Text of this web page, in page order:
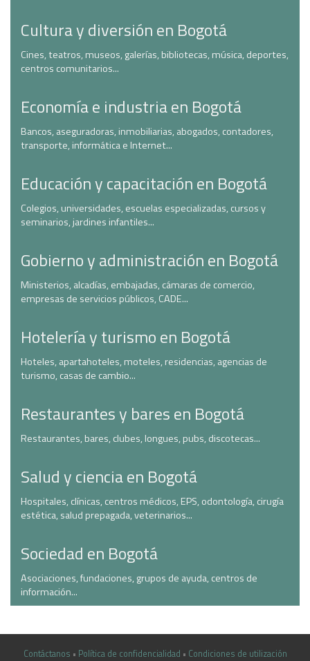
Cultura y diversión en Bogotá
Cines, teatros, museos, galerías, bibliotecas, música, deportes,
centros comunitarios...
Economía e industria en Bogotá
Bancos, aseguradoras, inmobiliarias, abogados, contadores,
transporte, informática e Internet...
Educación y capacitación en Bogotá
Colegios, universidades, escuelas especializadas, cursos y
seminarios, jardines infantiles...
Gobierno y administración en Bogotá
Ministerios, alcadías, embajadas, cámaras de comercio,
empresas de servicios públicos, CADE...
Hotelería y turismo en Bogotá
Hoteles, apartahoteles, moteles, residencias, agencias de
turismo, casas de cambio...
Restaurantes y bares en Bogotá
Restaurantes, bares, clubes, longues, pubs, discotecas...
Salud y ciencia en Bogotá
Hospitales, clínicas, centros médicos, EPS, odontología, cirugía
estética, salud prepagada, veterinarios...
Sociedad en Bogotá
Asociaciones, fundaciones, grupos de ayuda, centros de
información...
Contáctanos • Política de confidencialidad • Condiciones de utilización